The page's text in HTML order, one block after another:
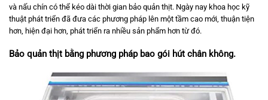
và nấu chín có thể kéo dài thời gian bảo quản thịt. Ngày nay khoa học kỹ
thuật phát triển đã đưa các phương pháp lên một tầm cao mới, thuận tiện
hơn, hiện đại hơn, phát triển ra nhiều sản phẩm hơn từ đó.
Bảo quản thịt bằng phương pháp bao gói hút chân không.